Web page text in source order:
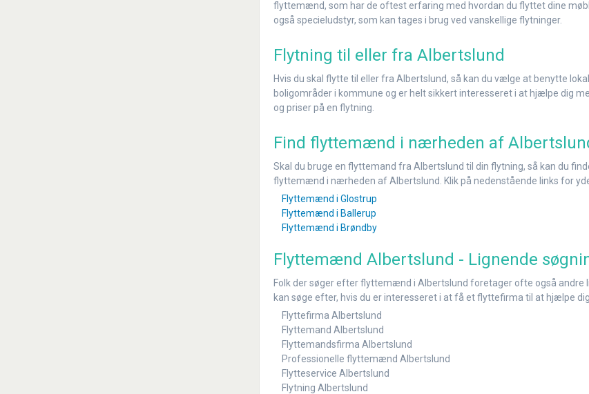
flyttemænd, som har de oftest erfaring med hvordan du flyttet dine
også specieludstyr, som kan tages i brug ved vanskellige flytninger.
Flytning til eller fra Albertslund
Hvis du skal flytte til eller fra Albertslund, så kan du vælge at benytte
boligområder i kommune og er helt sikkert interesseret i at hjælpe dig
og priser på en flytning.
Find flyttemænd i nærheden af
Skal du bruge en flyttemand fra Albertslund til din flytning, så kan du
flyttemænd i nærheden af Albertslund. Klik på nedenstående links for
Flyttemænd i Glostrup
Flyttemænd i Ballerup
Flyttemænd i Brøndby
Flyttemænd Albertslund - Lignende
Folk der søger efter flyttemænd i Albertslund foretager ofte også andre
kan søge efter, hvis du er interesseret i at få et flyttefirma til at hjælpe
Flyttefirma Albertslund
Flyttemand Albertslund
Flyttemandsfirma Albertslund
Professionelle flyttemænd Albertslund
Flytteservice Albertslund
Flytning Albertslund